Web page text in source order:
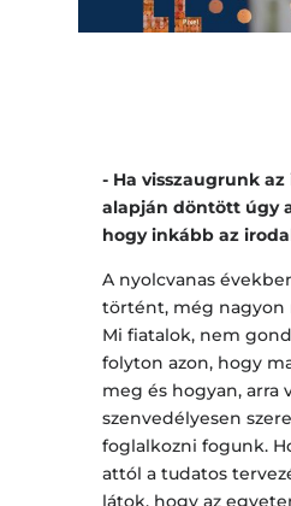
- Ha visszaugrunk
alapján döntött úgy
hogy inkább az
A nyolcvanas
történt, még nagyon
Mi fiatalok, nem
folyton azon, hogy
meg és hogyan, arra
szenvedélyesen
foglalkozni fogunk.
attól a tudatos